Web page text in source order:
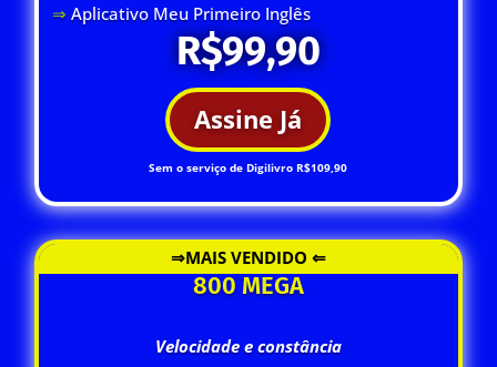
⇒Aplicativo Meu Primeiro Inglês
R$99,90
Assine Já
Sem o serviço de Digilivro R$109,90
⇒MAIS VENDIDO ⇐
800 MEGA
Velocidade e constância